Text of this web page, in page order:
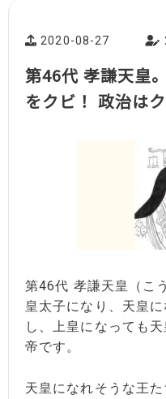
2020-08-27
第46代 孝謙天皇
をクビ！ 政治は
第46代 孝謙天皇（こ
皇太子になり、天皇
し、上皇になっても
帝です。
天皇になれそうな王